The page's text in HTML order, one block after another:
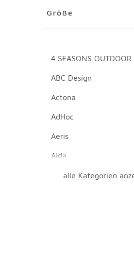
Größe
4 SEASONS OUTDOOR
ABC Design
Actona
AdHoc
Aeris
Aida
alle Kategorien